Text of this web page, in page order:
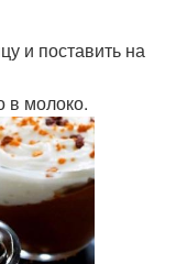
и поставить на
в молоко.